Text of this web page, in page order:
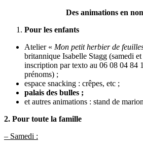
Des animations en
Pour les enfants
Atelier « Mon petit herbier de
britannique Isabelle Stagg (samedi
inscription par texto au 06 08 04 84
prénoms) ;
espace snacking : crêpes, etc ;
palais des bulles ;
et autres animations : stand de
2. Pour toute la famille
– Samedi :